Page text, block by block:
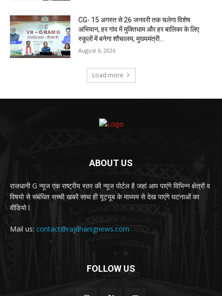
CG- 15 अगस्त से 26 जनवरी तक चलेगा विशेष
अभियान, हर गांव में मुक्तिधाम और हर बालिका के लिए
स्कूलों में बनेगा शौचालय, मुख्यमंत्री...
August 6, 2026
Load more
ABOUT US
राजधानी G न्यूज एक राष्ट्रीय स्तर की न्यूज पोर्टल है जहां आप पाएंगे विभिन्न क्षेत्रों व
विषयो से संबंधित सच्ची खबरें साथ ही यूट्यूब के माध्यम से देख पाएंगे घटनाओं का
वीडियो l
Mail us: contact@rajdhanignews.com
FOLLOW US